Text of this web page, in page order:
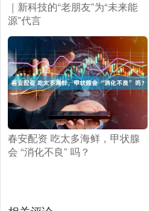
｜新科技的“老朋友”为“未来能
源”代言
春安配资 吃太多海鲜，甲状腺
会 “消化不良” 吗？